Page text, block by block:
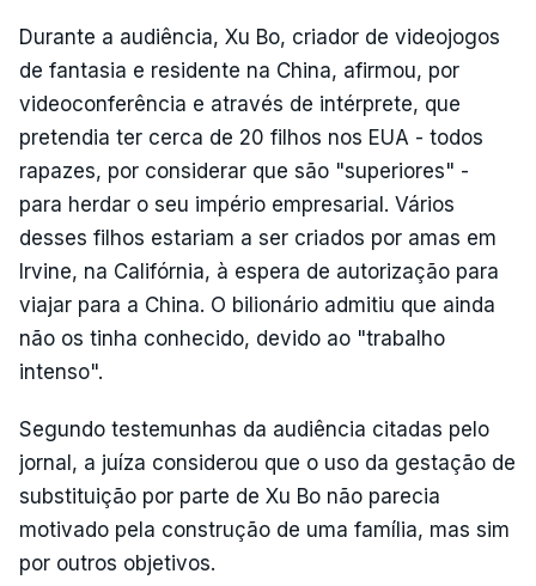
Durante a audiência, Xu Bo, criador de videojogos
de fantasia e residente na China, afirmou, por
videoconferência e através de intérprete, que
pretendia ter cerca de 20 filhos nos EUA - todos
rapazes, por considerar que são "superiores" -
para herdar o seu império empresarial. Vários
desses filhos estariam a ser criados por amas em
Irvine, na Califórnia, à espera de autorização para
viajar para a China. O bilionário admitiu que ainda
não os tinha conhecido, devido ao "trabalho
intenso".
Segundo testemunhas da audiência citadas pelo
jornal, a juíza considerou que o uso da gestação de
substituição por parte de Xu Bo não parecia
motivado pela construção de uma família, mas sim
por outros objetivos.